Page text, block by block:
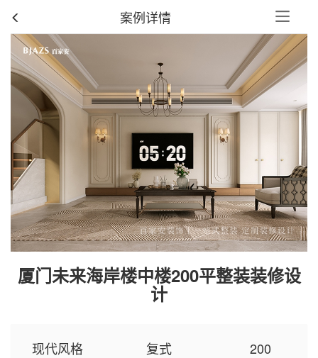
案例详情
厦门未来海岸楼中楼200平整装装修设
计
现代风格 复式 200